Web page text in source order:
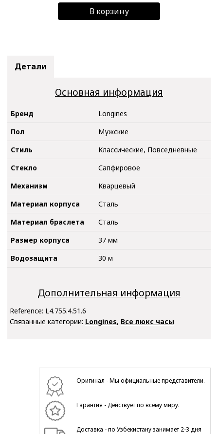
В корзину
Детали
Основная информация
Бренд
Longines
Пол
Мужские
Стиль
Классические, Повседневные
Стекло
Сапфировое
Механизм
Кварцевый
Материал корпуса
Сталь
Материал браслета
Сталь
Размер корпуса
37 мм
Водозащита
30 м
Дополнительная информация
Reference: L4.755.4.51.6
Связанные категории: Longines, Все люкс часы
Оригинал - Мы официальные представители.
Гарантия - Действует по всему миру.
Доставка - по Узбекистану занимает 2-3 дня